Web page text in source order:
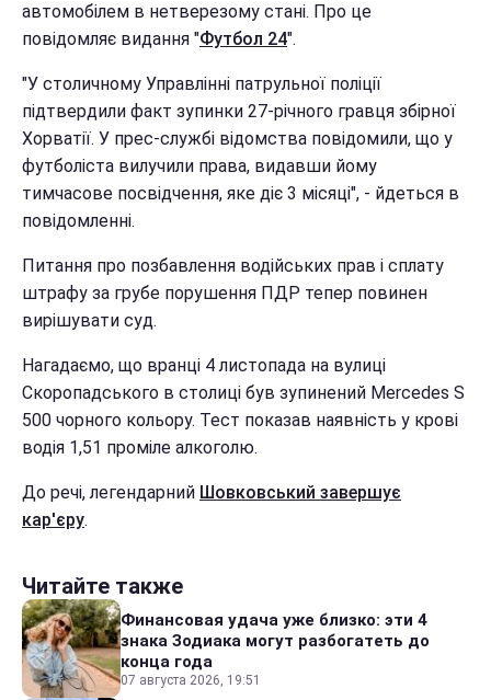
автомобілем в нетверезому стані. Про це
повідомляє видання "Футбол 24".
"У столичному Управлінні патрульної поліції
підтвердили факт зупинки 27-річного гравця збірної
Хорватії. У прес-службі відомства повідомили, що у
футболіста вилучили права, видавши йому
тимчасове посвідчення, яке діє 3 місяці", - йдеться в
повідомленні.
Питання про позбавлення водійських прав і сплату
штрафу за грубе порушення ПДР тепер повинен
вирішувати суд.
Нагадаємо, що вранці 4 листопада на вулиці
Скоропадського в столиці був зупинений Mercedes S
500 чорного кольору. Тест показав наявність у крові
водія 1,51 проміле алкоголю.
До речі, легендарний Шовковський завершує
кар'єру.
Читайте также
Финансовая удача уже близко: эти 4
знака Зодиака могут разбогатеть до
конца года
07 августа 2026, 19:51